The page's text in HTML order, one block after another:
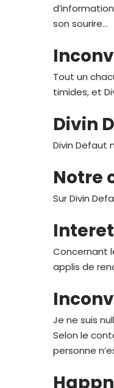
son sourire…
Tout un
timides, et
Divin
Divin Defaut
Notre
Sur Divin
Concernant
applis de
Je ne suis
Selon le
personne